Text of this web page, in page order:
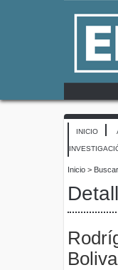
INICIO
Inicio > Buscar